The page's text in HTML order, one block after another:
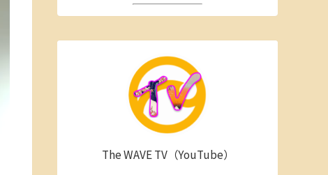
The WAVE TV（YouTube）